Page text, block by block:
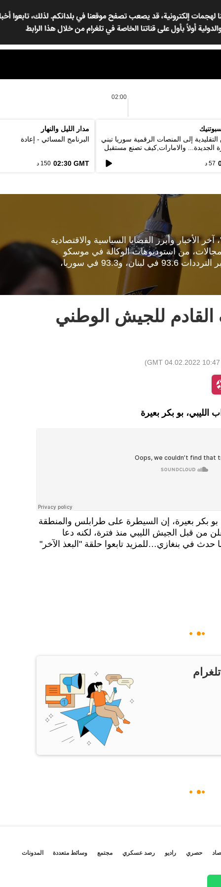
02:00
إلى المنصات الرقمية سوريا تبني
الجديدة... والامارات,كيف تصنع مستقبل
57 د
مدار الليل والنهار
البرنامج المسائي - إعادة
02:30 GMT 150 د
الأخبار وأبرز القضايا السياسية والاقتصادية
من استوديوهات الوكالة في موسكو
والقاهرة وبيروت. بإمكانكم الاستماع لإذاعة "سبوتنيك" عبر الترددات 93.6 في لبنان، و93.3 في سوريا،
للجيش الوطني
10:47 GMT 04.02.2022
)
بو بكر بعيرة
بكر بعيرة، إن السيطرة على طرابلس والمنطقة
من قبل الجيش الليبي منذ فترة، لكنه دعا
في بنغازي…للمزيد تابعوا حلقة "البعذ الآخر"
حصري راديو رصد عسكري مجتمع وسائط متعددة المدونات